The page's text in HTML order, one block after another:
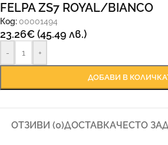
FELPA ZS7 ROYAL/BIANCO
Код: 00001494
23.26€(45.49 лв.)
- +
ДОБАВИ В
ОТЗИВИ (0)ДОСТАВКАЧЕСТО